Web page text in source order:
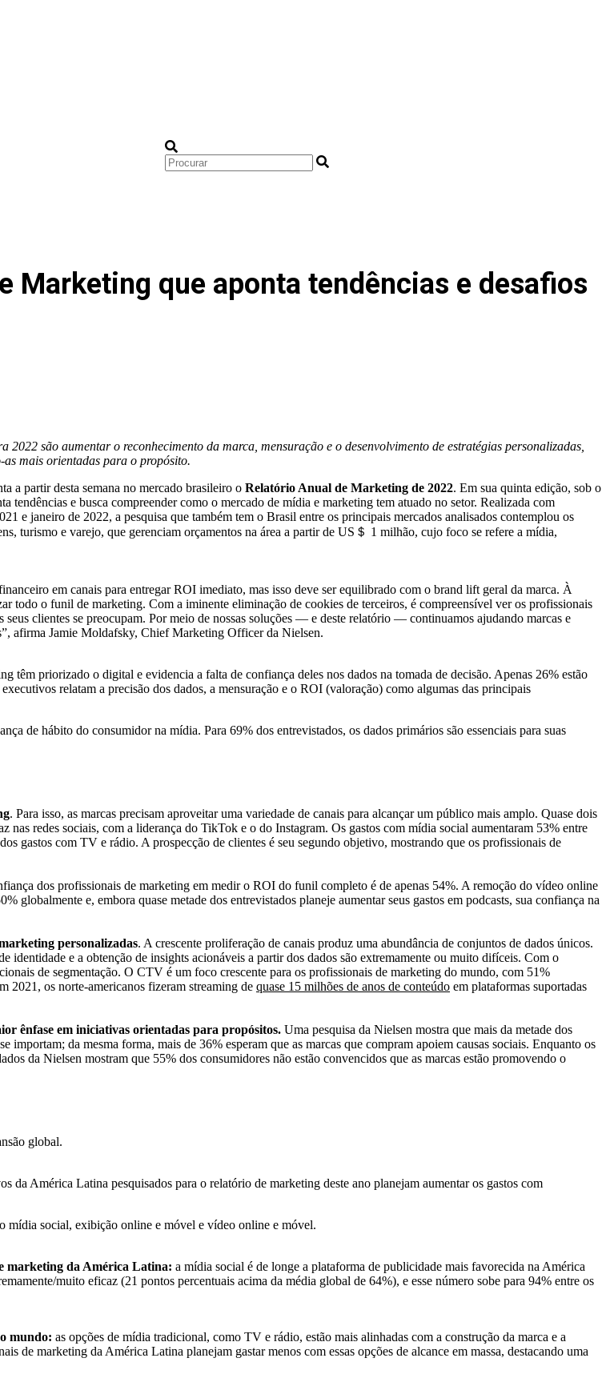
Marketing que aponta tendências e desafios
são aumentar o reconhecimento da marca, mensuração e o desenvolvimento de estratégias personalizadas,
as mais orientadas para o propósito.
a partir desta semana no mercado brasileiro o Relatório Anual de Marketing de 2022. Em sua quinta edição, sob o
e busca compreender como o mercado de mídia e marketing tem atuado no setor. Realizada com
e janeiro de 2022, a pesquisa que também tem o Brasil entre os principais mercados analisados contemplou os
turismo e varejo, que gerenciam orçamentos na área a partir de US＄ 1 milhão, cujo foco se refere a mídia,
em canais para entregar ROI imediato, mas isso deve ser equilibrado com o brand lift geral da marca. À
todo o funil de marketing. Com a iminente eliminação de cookies de terceiros, é compreensível ver os profissionais
clientes se preocupam. Por meio de nossas soluções — e deste relatório — continuamos ajudando marcas e
afirma Jamie Moldafsky, Chief Marketing Officer da Nielsen.
têm priorizado o digital e evidencia a falta de confiança deles nos dados na tomada de decisão. Apenas 26% estão
relatam a precisão dos dados, a mensuração e o ROI (valoração) como algumas das principais
de hábito do consumidor na mídia. Para 69% dos entrevistados, os dados primários são essenciais para suas
. Para isso, as marcas precisam aproveitar uma variedade de canais para alcançar um público mais amplo. Quase dois
redes sociais, com a liderança do TikTok e o do Instagram. Os gastos com mídia social aumentaram 53% entre
gastos com TV e rádio. A prospecção de clientes é seu segundo objetivo, mostrando que os profissionais de
dos profissionais de marketing em medir o ROI do funil completo é de apenas 54%. A remoção do vídeo online
globalmente e, embora quase metade dos entrevistados planeje aumentar seus gastos em podcasts, sua confiança na
personalizadas. A crescente proliferação de canais produz uma abundância de conjuntos de dados únicos.
identidade e a obtenção de insights acionáveis a partir dos dados são extremamente ou muito difíceis. Com o
de segmentação. O CTV é um foco crescente para os profissionais de marketing do mundo, com 51%
2021, os norte-americanos fizeram streaming de quase 15 milhões de anos de conteúdo em plataformas suportadas
ênfase em iniciativas orientadas para propósitos. Uma pesquisa da Nielsen mostra que mais da metade dos
da mesma forma, mais de 36% esperam que as marcas que compram apoiem causas sociais. Enquanto os
da Nielsen mostram que 55% dos consumidores não estão convencidos que as marcas estão promovendo o
global.
da América Latina pesquisados ​​para o relatório de marketing deste ano planejam aumentar os gastos com
mídia social, exibição online e móvel e vídeo online e móvel.
marketing da América Latina: a mídia social é de longe a plataforma de publicidade mais favorecida na América
muito eficaz (21 pontos percentuais acima da média global de 64%), e esse número sobe para 94% entre os
mundo: as opções de mídia tradicional, como TV e rádio, estão mais alinhadas com a construção da marca e a
de marketing da América Latina planejam gastar menos com essas opções de alcance em massa, destacando uma